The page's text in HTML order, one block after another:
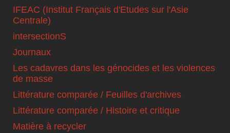
IFEAC (Institut Français d'Etudes sur l'Asie
Centrale)
intersectionS
Journaux
Les cadavres dans les génocides et les violences
de masse
Littérature comparée / Feuilles d'archives
Littérature comparée / Histoire et critique
Matière à recycler